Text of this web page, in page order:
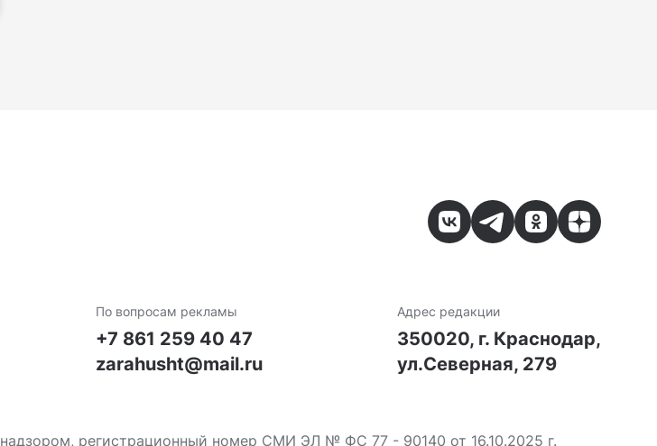
По вопросам рекламы
+7 861 259 40 47
zarahusht@mail.ru
Адрес редакции
350020, г. Краснодар,
ул.Северная, 279
регистрационный номер СМИ ЭЛ № ФС 77 - 90140 от 16.10.2025 г.